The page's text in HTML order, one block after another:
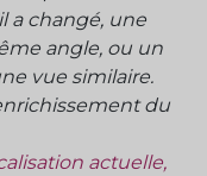
a changé, une
angle, ou un
vue similaire.
du
actuelle,